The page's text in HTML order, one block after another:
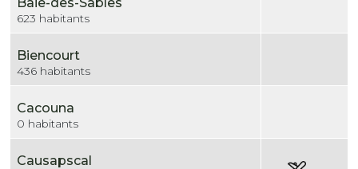
623 habitants
Biencourt
436 habitants
Cacouna
0 habitants
Causapscal